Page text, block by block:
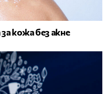
кожа без акне